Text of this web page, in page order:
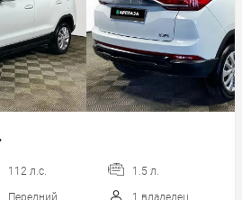
112 л.с. 1.5 л.
Передний 1 владелец